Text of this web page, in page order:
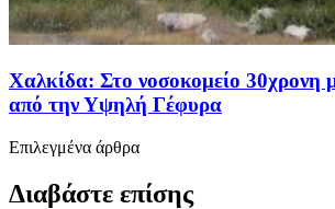
Χαλκίδα: Στο νοσοκομείο 30χρονη
από την Υψηλή Γέφυρα
Επιλεγμένα άρθρα
Διαβάστε επίσης